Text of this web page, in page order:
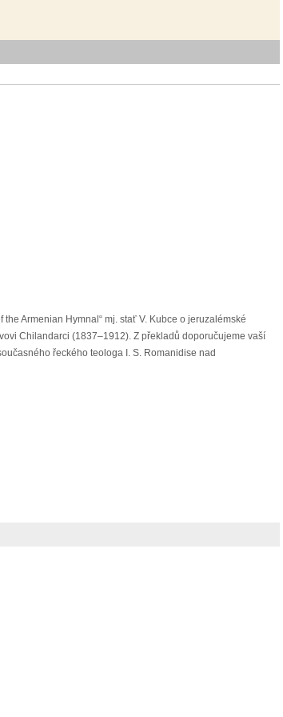
Armenian Hymnal“ mj. stať V. Kubce o jeruzalémské
Chilandarci (1837–1912). Z překladů doporučujeme vaší
řeckého teologa I. S. Romanidise nad